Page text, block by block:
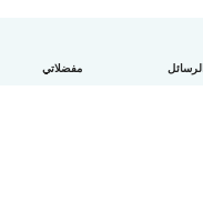
الرسائل مفضلاتي